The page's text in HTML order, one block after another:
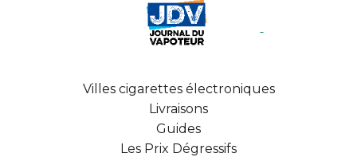
Villes cigarettes électroniques
Livraisons
Guides
Les Prix Dégressifs